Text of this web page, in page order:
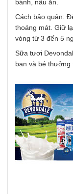
bánh, nấu ăn.
Cách bảo quản:
thoáng mát. Giữ
vòng từ 3 đến 5
Sữa tươi
bạn và bé thưởng